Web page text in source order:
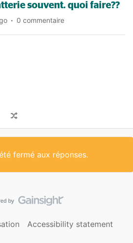
souvent. quoi faire??
0 commentaire
fermé aux réponses.
Accessibility statement